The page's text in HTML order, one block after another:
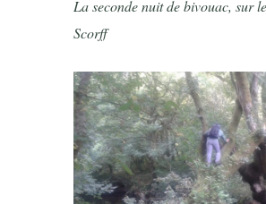
La seconde nuit de bivouac, sur
Scorff